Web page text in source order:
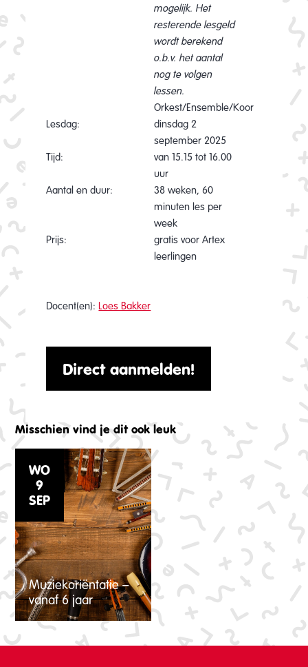
mogelijk. Het
resterende lesgeld
wordt berekend
o.b.v. het aantal
nog te volgen
lessen.
Orkest/Ensemble/Koor
Lesdag:
dinsdag 2
september 2025
Tijd:
van 15.15 tot 16.00
uur
Aantal en duur:
38 weken, 60
minuten les per
week
Prijs:
gratis voor Artex
leerlingen
Docent(en):Loes Bakker
Direct aanmelden!
Misschien vind je dit ook leuk
WO
9
SEP
Muziekoriëntatie –
vanaf 6 jaar